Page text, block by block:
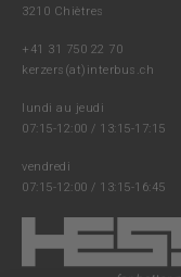
3210 Chiètres
+41 31 750 22 70
kerzers(at)interbus.ch
lundi au jeudi
07:15-12:00 / 13:15-17:15
vendredi
07:15-12:00 / 13:15-16:45